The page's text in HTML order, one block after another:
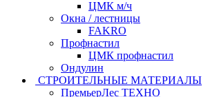
ЦМК м/ч
Окна / лестницы
FAKRO
Профнастил
ЦМК профнастил
Ондулин
СТРОИТЕЛЬНЫЕ МАТЕРИАЛЫ
ПремьерЛес ТЕХНО